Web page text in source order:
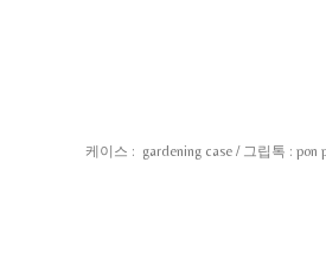
케이스 : gardening case / 그립톡 : pon